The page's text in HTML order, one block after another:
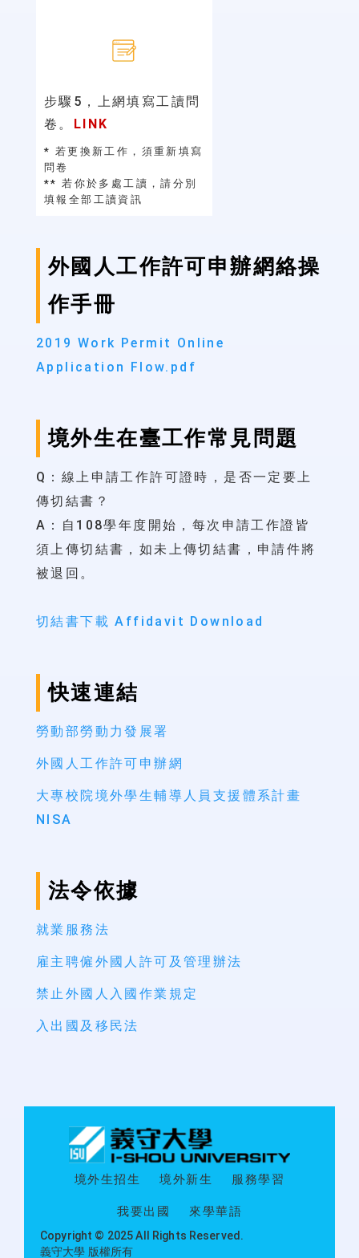
步驟5， 上網填寫工讀問
卷。 LINK
* 若更換新工作，須重新填寫
問卷
** 若你於多處工讀，請分別
填報全部工讀資訊
外國人工作許可申辦網絡操
作手冊
2019 Work Permit Online
Application Flow.pdf
境外生在臺工作常見問題
Q： 線上申請工作許可證時，是否一定要上
傳切結書？
A：
自108學年度開始，每次申請工作證皆
須上傳切結書，如未上傳切結書，申請件將
被退回。
切結書下載 Affidavit Download
快速連結
勞動部勞動力發展署
外國人工作許可申辦網
大專校院境外學生輔導人員支援體系計畫
NISA
法令依據
就業服務法
雇主聘僱外國人許可及管理辦法
禁止外國人入國作業規定
入出國及移民法
Copyright © 2025 All Rights Reserved.
義守大學 版權所有
境外生招生 境外新生 服務學習
我要出國 來學華語